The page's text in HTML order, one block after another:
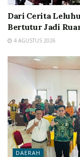
Dari Cerita
Bertutur Jadi
4 AGUSTUS 2026
DAERAH